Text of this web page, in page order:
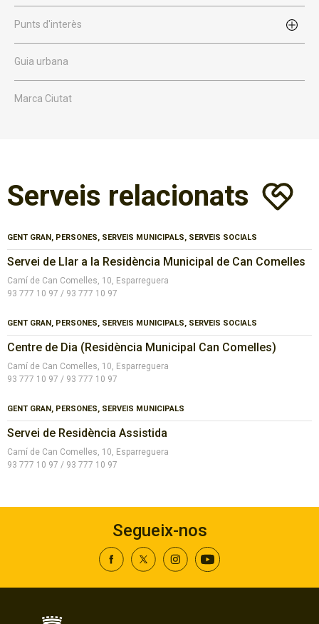
Punts d'interès
Guia urbana
Marca Ciutat
Serveis relacionats
GENT GRAN, PERSONES, SERVEIS MUNICIPALS, SERVEIS SOCIALS
Servei de Llar a la Residència Municipal de Can Comelles
Camí de Can Comelles, 10, Esparreguera
93 777 10 97 / 93 777 10 97
GENT GRAN, PERSONES, SERVEIS MUNICIPALS, SERVEIS SOCIALS
Centre de Dia (Residència Municipal Can Comelles)
Camí de Can Comelles, 10, Esparreguera
93 777 10 97 / 93 777 10 97
GENT GRAN, PERSONES, SERVEIS MUNICIPALS
Servei de Residència Assistida
Camí de Can Comelles, 10, Esparreguera
93 777 10 97 / 93 777 10 97
Segueix-nos